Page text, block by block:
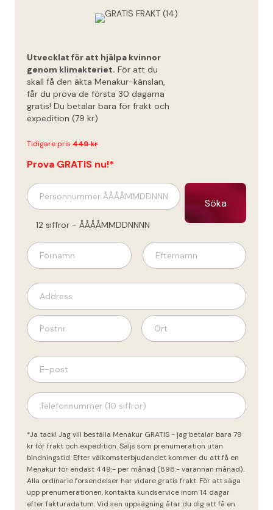
Utvecklat för att hjälpa kvinnor
genom klimakteriet. För att du
skall få den äkta Menakur-känslan,
får du prova de första 30 dagarna
gratis! Du betalar bara för frakt och
expedition (79 kr)
Tidigare pris 449 kr
Prova GRATIS nu!*
12 siffror - ÅÅÅÅMMDDNNNN
Söka
*Ja tack! Jag vill beställa Menakur GRATIS - jag betalar bara 79
kr för frakt och expedition. Säljs som prenumeration utan
bindningstid. Efter välkomsterbjudandet kommer du att få en
Menakur för endast 449:- per månad (898:- varannan månad).
Alla ordinarie forsendelser har vidare gratis frakt. För att säga
upp prenumerationen, kontakta kundservice inom 14 dagar
efter fakturadatum. Vid sen uppsägning åtar du dig att få en